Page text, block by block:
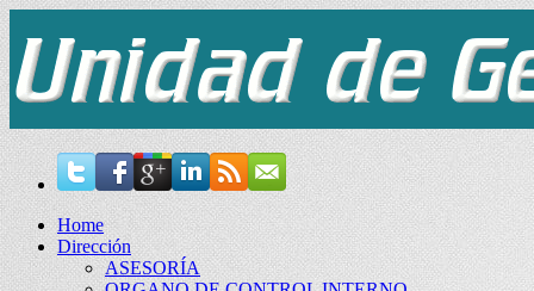
Home
Dirección
ASESORÍA